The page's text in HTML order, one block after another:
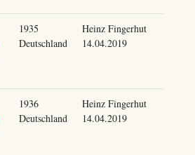
1935
Deutschland
Heinz Fingerhut
14.04.2019
1936
Deutschland
Heinz Fingerhut
14.04.2019